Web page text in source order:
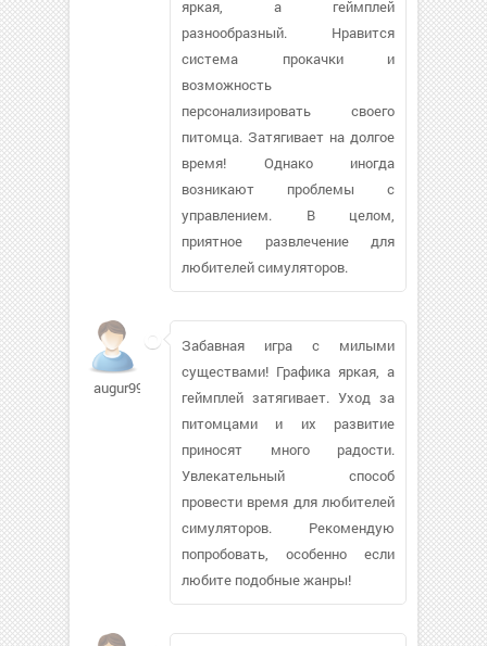
яркая, а геймплей
разнообразный. Нравится
система прокачки и
возможность
персонализировать своего
питомца. Затягивает на долгое
время! Однако иногда
возникают проблемы с
управлением. В целом,
приятное развлечение для
любителей симуляторов.
augur99
Забавная игра с милыми
существами! Графика яркая, а
геймплей затягивает. Уход за
питомцами и их развитие
приносят много радости.
Увлекательный способ
провести время для любителей
симуляторов. Рекомендую
попробовать, особенно если
любите подобные жанры!